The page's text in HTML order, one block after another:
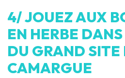
4/ JOUEZ AUX
EN HERBE
DU GRAND SITE
CAMARGUE